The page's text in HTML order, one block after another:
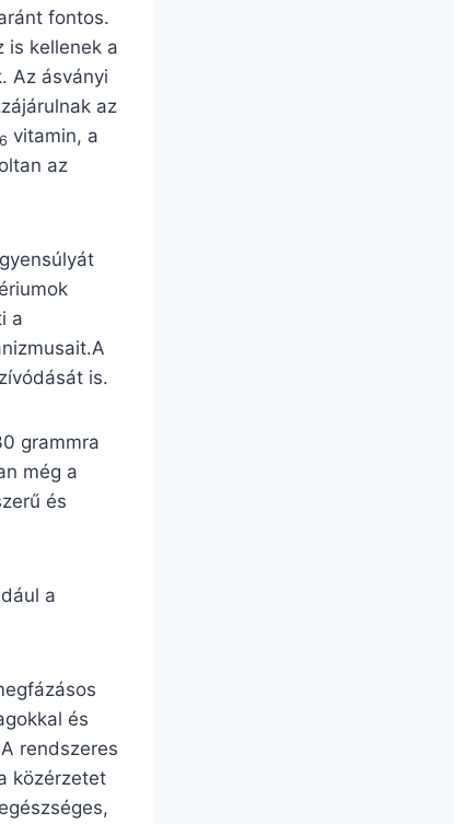
fontos.
is kellenek a
Az ásványi
az
6 vitamin, a
az
a
is.
grammra
még a
és
a
és
rendszeres
közérzetet